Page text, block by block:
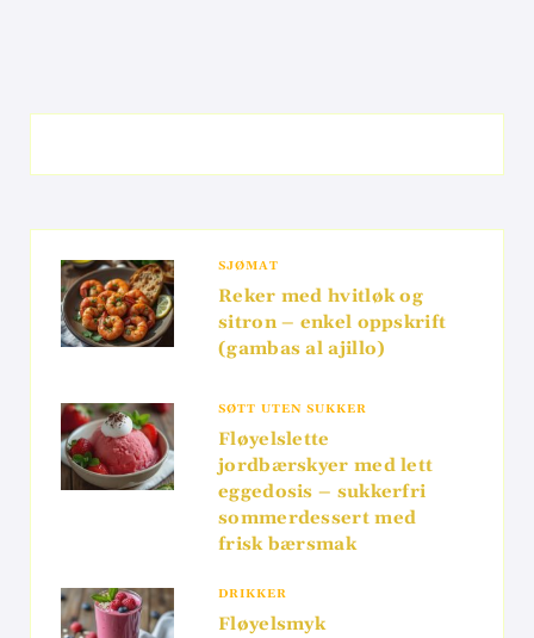
SJØMAT
Reker med hvitløk og
sitron – enkel oppskrift
(gambas al ajillo)
SØTT UTEN SUKKER
Fløyelslette
jordbærskyer med lett
eggedosis – sukkerfri
sommerdessert med
frisk bærsmak
DRIKKER
Fløyelsmyk